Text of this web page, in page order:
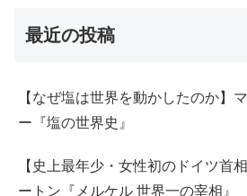
最近の投稿
【なぜ塩は世界を動かしたのか】
ー『塩の世界史』
【史上最年少・女性初のドイツ首
ートン『メルケル 世界一の宰相』